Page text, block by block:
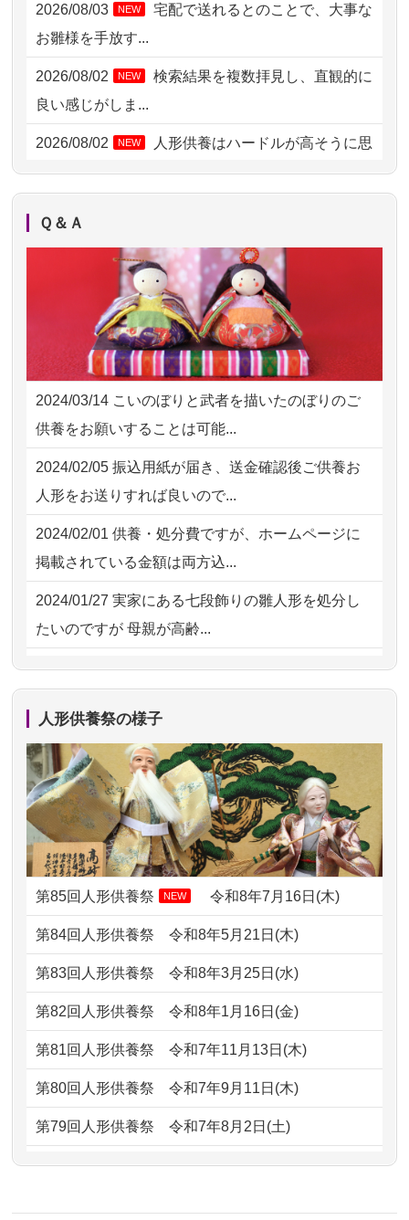
2026/08/04 15:40 千葉県の方からお申込み
2026/08/04 14:04
2026/08/04 00:38 中野区の方からお申込み
2026/08/03 21:17 愛知県の方からお申込み
2026/08/02 18:47
2026/08/02 11:15 千葉県の方からお申込み
2026/08/02 10:39 神奈川の方からお申込み
2026/08/02 09:15 神奈川の方からお申込み
2026/08/02 06:46 相模原の方からお申込み
2026/08/01 19:28 東京都の方からお申込み
2026/08/01 17:10 東京都の方からお申込み
2026/08/03 NEW
宅配で送れるとのことで、大事な
お雛様を手放す...
2026/08/02 NEW
検索結果を複数拝見し、直観的に
良い感じがしま...
2026/08/02 NEW
人形供養はハードルが高そうに思
えるのですが、...
NEW
お人形の仕分けなども丁寧に行う
様子から、大切...
2026/07/25供養の内容（料金や送り方等）がとて
も丁寧に説...
2026/07/18 つい先日も利用させていただきまし
た。 手続...
2026/07/18 大切にしていたお人形をきちんと供養
してくださ...
2026/07/15 子供の頃から可愛がってきた七段飾り
の雛人形で...
2026/07/15 お客様の声を読み、丁寧に供養してい
ただけそう...
2026/07/11思い出のある人形達を、ちゃんと供養
したく、花...
2026/07/10家から近かったので。
2026/07/08誰も住んでいない実家の片付けを始め
ました。 ...
2026/07/069年間自由が丘店を見守ってくれてあり
がとう。
2026/07/05 しっかりとお人形たちの供養をしてい
ただけると...
2026/06/30長年大事にしてきた雛人形です、供養
ガラスケースのまま引き取ってくださ
るのが助か...
ました。お...
Ｑ＆Ａ
2024/03/14 こいのぼりと武者を描いたのぼりのご
供養をお願いすることは可能...
2024/02/05 振込用紙が届き、送金確認後ご供養お
人形をお送りすれば良いので...
2024/02/01 供養・処分費ですが、ホームページに
掲載されている金額は両方込...
2024/01/27 実家にある七段飾りの雛人形を処分し
たいのですが 母親が高齢...
2024/01/13剥製の供養・処分をお願いできます
ですが？
2024/01/13お雛様のセットを供養・処分したいの
ですが、お雛様とお内裏様だ...
2024/01/13供養申込みの後、供養祭までお人形は
どうなってるのですか？
2024/01/13会社のようですが、きちんと供養して
供養が終わったお人形以外はどうして
るのですか？
しょうか？
人形供養祭の様子
第85回人形供養祭 NEW 令和8年7月16日(木)
第84回人形供養祭令和8年5月21日(木)
第83回人形供養祭令和8年3月25日(水)
第82回人形供養祭令和8年1月16日(金)
第81回人形供養祭令和7年11月13日(木)
第80回人形供養祭令和7年9月11日(木)
第79回人形供養祭令和7年8月2日(土)
第78回人形供養祭令和7年6月20日(金)